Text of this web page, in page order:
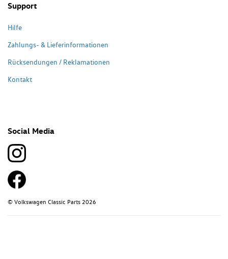
Support
Hilfe
Zahlungs- & Lieferinformationen
Rücksendungen / Reklamationen
Kontakt
Social Media
© Volkswagen Classic Parts 2026